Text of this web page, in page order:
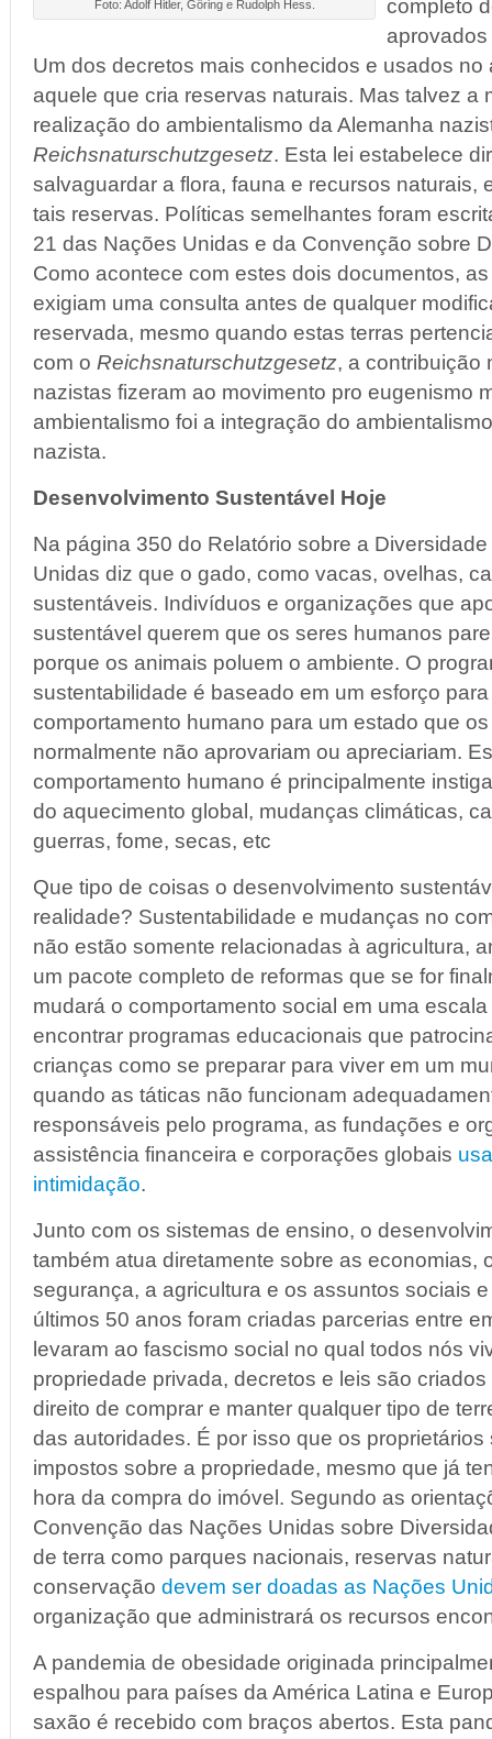
Foto: Adolf Hitler, Göring e Rudolph Hess.
completo
Um dos decretos mais conhecidos e usados no
aquele que cria reservas naturais. Mas talvez a
realização do ambientalismo da Alemanha
Reichsnaturschutzgesetz. Esta lei estabelece
salvaguardar a flora, fauna e recursos naturais,
tais reservas. Políticas semelhantes foram
21 das Nações Unidas e da Convenção sobre
Como acontece com estes dois documentos,
exigiam uma consulta antes de qualquer
reservada, mesmo quando estas terras
com o Reichsnaturschutzgesetz, a contribuição
nazistas fizeram ao movimento pro eugenismo
ambientalismo foi a integração do
nazista.
Desenvolvimento Sustentável Hoje
Na página 350 do Relatório sobre a
Unidas diz que o gado, como vacas, ovelhas,
sustentáveis. Indivíduos e organizações que
sustentável querem que os seres humanos
porque os animais poluem o ambiente. O
sustentabilidade é baseado em um esforço
comportamento humano para um estado que
normalmente não aprovariam ou apreciariam.
comportamento humano é principalmente
do aquecimento global, mudanças climáticas,
guerras, fome, secas, etc
Que tipo de coisas o desenvolvimento
realidade? Sustentabilidade e mudanças no
não estão somente relacionadas à agricultura,
um pacote completo de reformas que se for
mudará o comportamento social em uma
encontrar programas educacionais que
crianças como se preparar para viver em um
quando as táticas não funcionam
responsáveis pelo programa, as fundações e
assistência financeira e corporações globais
intimidação.
Junto com os sistemas de ensino, o
também atua diretamente sobre as economias,
segurança, a agricultura e os assuntos sociais
últimos 50 anos foram criadas parcerias entre
levaram ao fascismo social no qual todos nós
propriedade privada, decretos e leis são
direito de comprar e manter qualquer tipo de
das autoridades. É por isso que os
impostos sobre a propriedade, mesmo que já
hora da compra do imóvel. Segundo as
Convenção das Nações Unidas sobre
de terra como parques nacionais, reservas
conservação devem ser doadas as Nações
organização que administrará os recursos
A pandemia de obesidade originada
espalhou para países da América Latina e
saxão é recebido com braços abertos. Esta